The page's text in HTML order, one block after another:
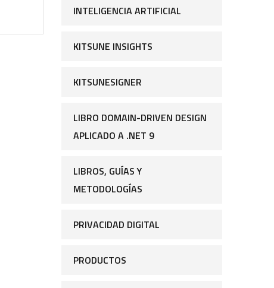
INTELIGENCIA ARTIFICIAL
KITSUNE INSIGHTS
KITSUNESIGNER
LIBRO DOMAIN-DRIVEN DESIGN
APLICADO A .NET 9
LIBROS, GUÍAS Y
METODOLOGÍAS
PRIVACIDAD DIGITAL
PRODUCTOS